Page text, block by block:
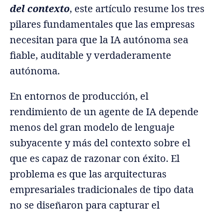
del contexto, este artículo resume los tres
pilares fundamentales que las empresas
necesitan para que la IA autónoma sea
fiable, auditable y verdaderamente
autónoma.
En entornos de producción, el
rendimiento de un agente de IA depende
menos del gran modelo de lenguaje
subyacente y más del contexto sobre el
que es capaz de razonar con éxito. El
problema es que las arquitecturas
empresariales tradicionales de tipo data
no se diseñaron para capturar el